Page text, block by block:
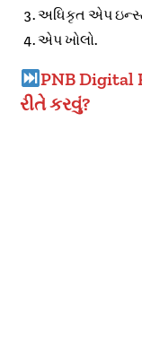
અધિકૃત એપ
એપ ખોલો.
PNB Digital
રીતે કરવું?